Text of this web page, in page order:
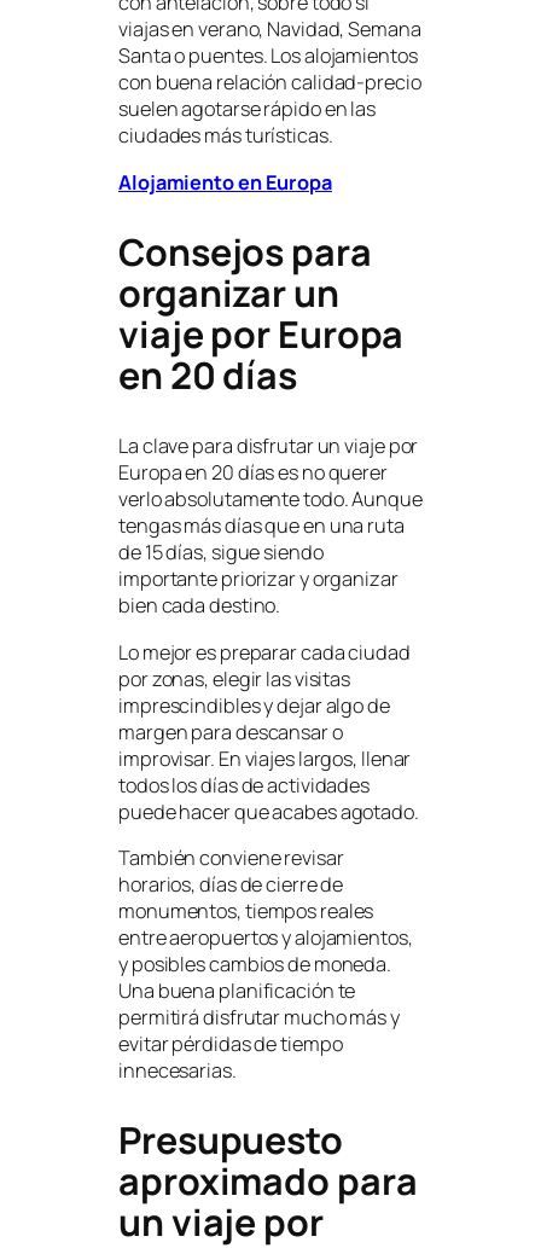
viajas en verano, Navidad, Semana
Santa o puentes. Los alojamientos
con buena relación calidad-precio
suelen agotarse rápido en las
ciudades más turísticas.
Alojamiento en Europa
Consejos para
organizar un
viaje por Europa
en 20 días
La clave para disfrutar un viaje por
Europa en 20 días es no querer
verlo absolutamente todo. Aunque
tengas más días que en una ruta
de 15 días, sigue siendo
importante priorizar y organizar
bien cada destino.
Lo mejor es preparar cada ciudad
por zonas, elegir las visitas
imprescindibles y dejar algo de
margen para descansar o
improvisar. En viajes largos, llenar
todos los días de actividades
puede hacer que acabes agotado.
También conviene revisar
horarios, días de cierre de
monumentos, tiempos reales
entre aeropuertos y alojamientos,
y posibles cambios de moneda.
Una buena planificación te
permitirá disfrutar mucho más y
evitar pérdidas de tiempo
innecesarias.
Presupuesto
aproximado para
un viaje por